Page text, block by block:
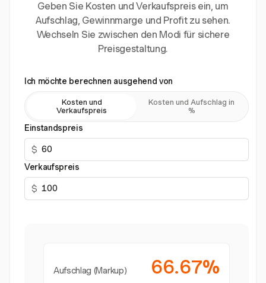
Geben Sie Kosten und Verkaufspreis ein, um
Aufschlag, Gewinnmarge und Profit zu sehen.
Wechseln Sie zwischen den Modi für sichere
Preisgestaltung.
Ich möchte berechnen ausgehend von
Kosten und
Verkaufspreis
Kosten und Aufschlag in
%
Einstandspreis
$
Verkaufspreis
$
Aufschlag (Markup) 66.67%